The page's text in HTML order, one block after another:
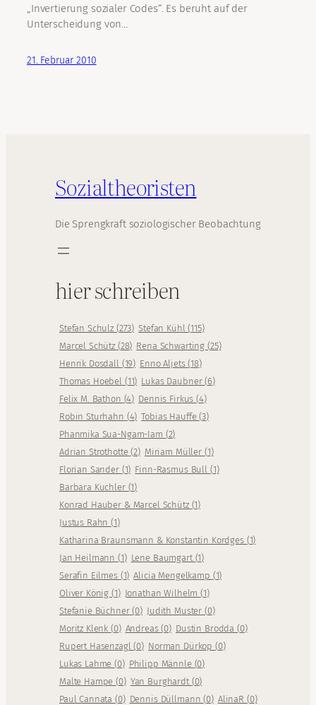
„Invertierung sozialer Codes“. Es beruht auf der
Unterscheidung von…
21. Februar 2010
Sozialtheoristen
Die Sprengkraft soziologischer Beobachtung
hier schreiben
Stefan Schulz (273) Stefan Kühl(115)
Marcel Schütz (28) Rena Schwarting (25)
Henrik Dosdall (19) Enno Aljets(18)
Thomas Hoebel (11) Lukas Daubner(6)
Felix M. Bathon (4) Dennis Firkus(4)
Robin Sturhahn (4) Tobias Hauffe(3)
Phanmika Sua-Ngam-Iam (2)
Adrian Strothotte(2) Miriam Müller (1)
Florian Sander (1) Finn-Rasmus Bull (1)
Barbara Kuchler (1)
Konrad Hauber & Marcel Schütz (1)
Justus Rahn(1)
Katharina Braunsmann & Konstantin Kordges (1)
Jan Heilmann(1) Lene Baumgart (1)
Serafin Eilmes (1) Alicia Mengelkamp (1)
Oliver König(1) Jonathan Wilhelm(1)
Stefanie Büchner(0) Judith Muster (0)
Moritz Klenk(0) Andreas(0) Dustin Brodda (0)
Rupert Hasenzagl(0) Norman Dürkop (0)
Lukas Lahme(0) Philipp Männle (0)
Malte Hampe(0) Yan Burghardt (0)
Paul Cannata(0) Dennis Düllmann(0) AlinaR (0)